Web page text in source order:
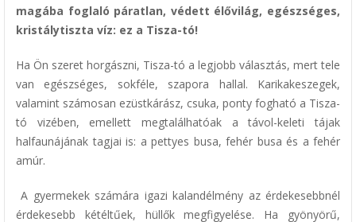
magába foglaló páratlan, védett élővilág, egészséges,
kristálytiszta víz: ez a Tisza-tó!
Ha Ön szeret horgászni, Tisza-tó a legjobb választás, mert tele
van egészséges, sokféle, szapora hallal. Karikakeszegek,
valamint számosan ezüstkárász, csuka, ponty fogható a Tisza-
tó vizében, emellett megtalálhatóak a távol-keleti tájak
halfaunájának tagjai is: a pettyes busa, fehér busa és a fehér
amúr.
A gyermekek számára igazi kalandélmény az érdekesebbnél
érdekesebb kétéltűek, hüllők megfigyelése. Ha gyönyörű,